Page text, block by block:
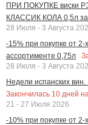
ПРИ ПОКУПКЕ виски
КЛАССИК КОЛА 0,5л за
28 Июля - 3 Августа
-15% при покупке от
ассортименте 0,75л
28 Июля - 3 Августа
Недели испанских
Закончилась 10 дней
21 - 27 Июля 2026
-10% при покупке от